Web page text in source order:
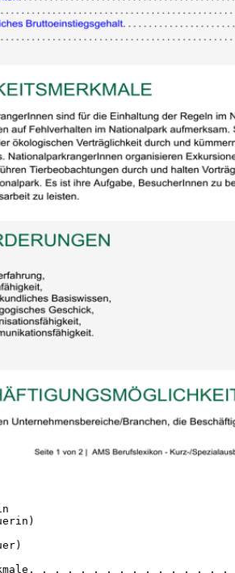
. . . . . . . . . . . . . . .